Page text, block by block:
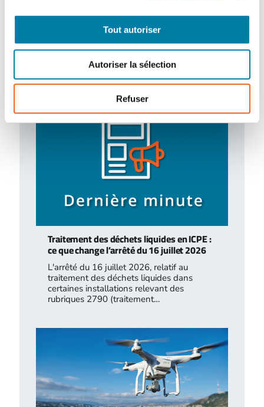
Tout autoriser
Autoriser la sélection
Refuser
Retour d’expérience : exercice attentat au
CH de l’Estran
Le centre hospitalier de l’Estran a organisé,
le 10 février 2026, un exercice attentat
terroriste de grande ampleur. Romain…
Traitement des déchets liquides en ICPE :
ce que change l’arrêté du 16 juillet 2026
L'arrêté du 16 juillet 2026, relatif au
traitement des déchets liquides dans
certaines installations relevant des
rubriques 2790 (traitement…